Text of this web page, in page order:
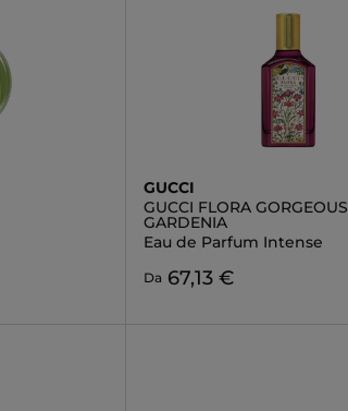
GUCCI
GUCCI FLORA GORGEOUS
GARDENIA
Eau de Parfum Intense
Da 67,13 €